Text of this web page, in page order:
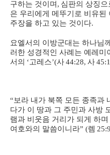
구하는 것이며 , 심판의 상징
은 우리에게 메뚜기로 비유
주장을 하고 있는 것이다.
요엘서의 이방군대는 하나님
러한 성경적인 사례는 예레미
서의 ‘고레스’(사44:28, 사
“보라 내가 북쪽 모든 종족과
다가 이 땅과 그 주민과 사방
램과 비웃음 거리가 되게 하
여호와의 말씀이니라” (렘